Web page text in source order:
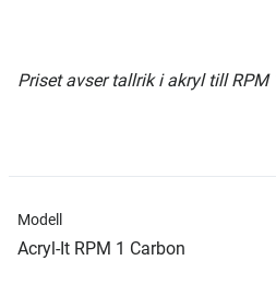
Priset avser tallrik i akryl till RPM
Modell
Acryl-It RPM 1 Carbon